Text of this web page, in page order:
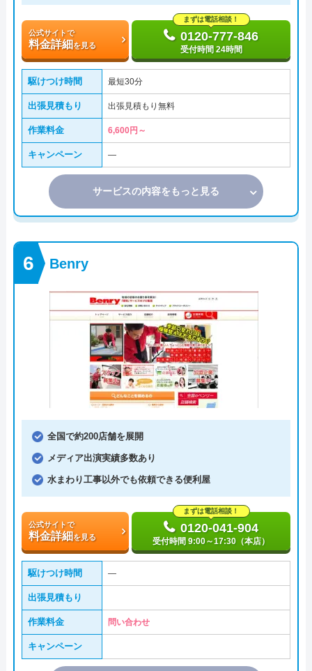
公式サイトで
料金詳細を見る
まずは電話相談！
0120-777-846
受付時間 24時間
駆けつけ時間 最短30分
出張見積もり 出張見積もり無料
作業料金 6,600円～
キャンペーン ―
サービスの内容をもっと見る
Benry
全国で約200店舗を展開
メディア出演実績多数あり
水まわり工事以外でも依頼できる便利屋
公式サイトで
料金詳細を見る
まずは電話相談！
0120-041-904
受付時間 9:00～17:30（本店）
駆けつけ時間 ―
出張見積もり
作業料金 問い合わせ
キャンペーン